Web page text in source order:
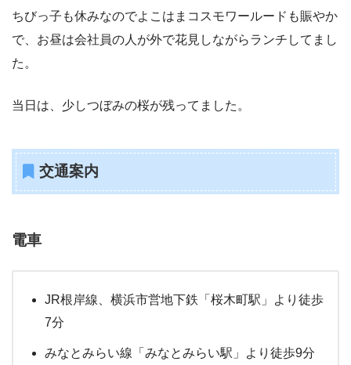
ちびっ子も休みなのでよこはまコスモワールードも賑やか
で、お昼は会社員の人が外で花見しながらランチしてまし
た。
当日は、少しつぼみの桜が残ってました。
交通案内
電車
JR根岸線、横浜市営地下鉄「桜木町駅」より徒歩
7分
みなとみらい線「みなとみらい駅」より徒歩9分